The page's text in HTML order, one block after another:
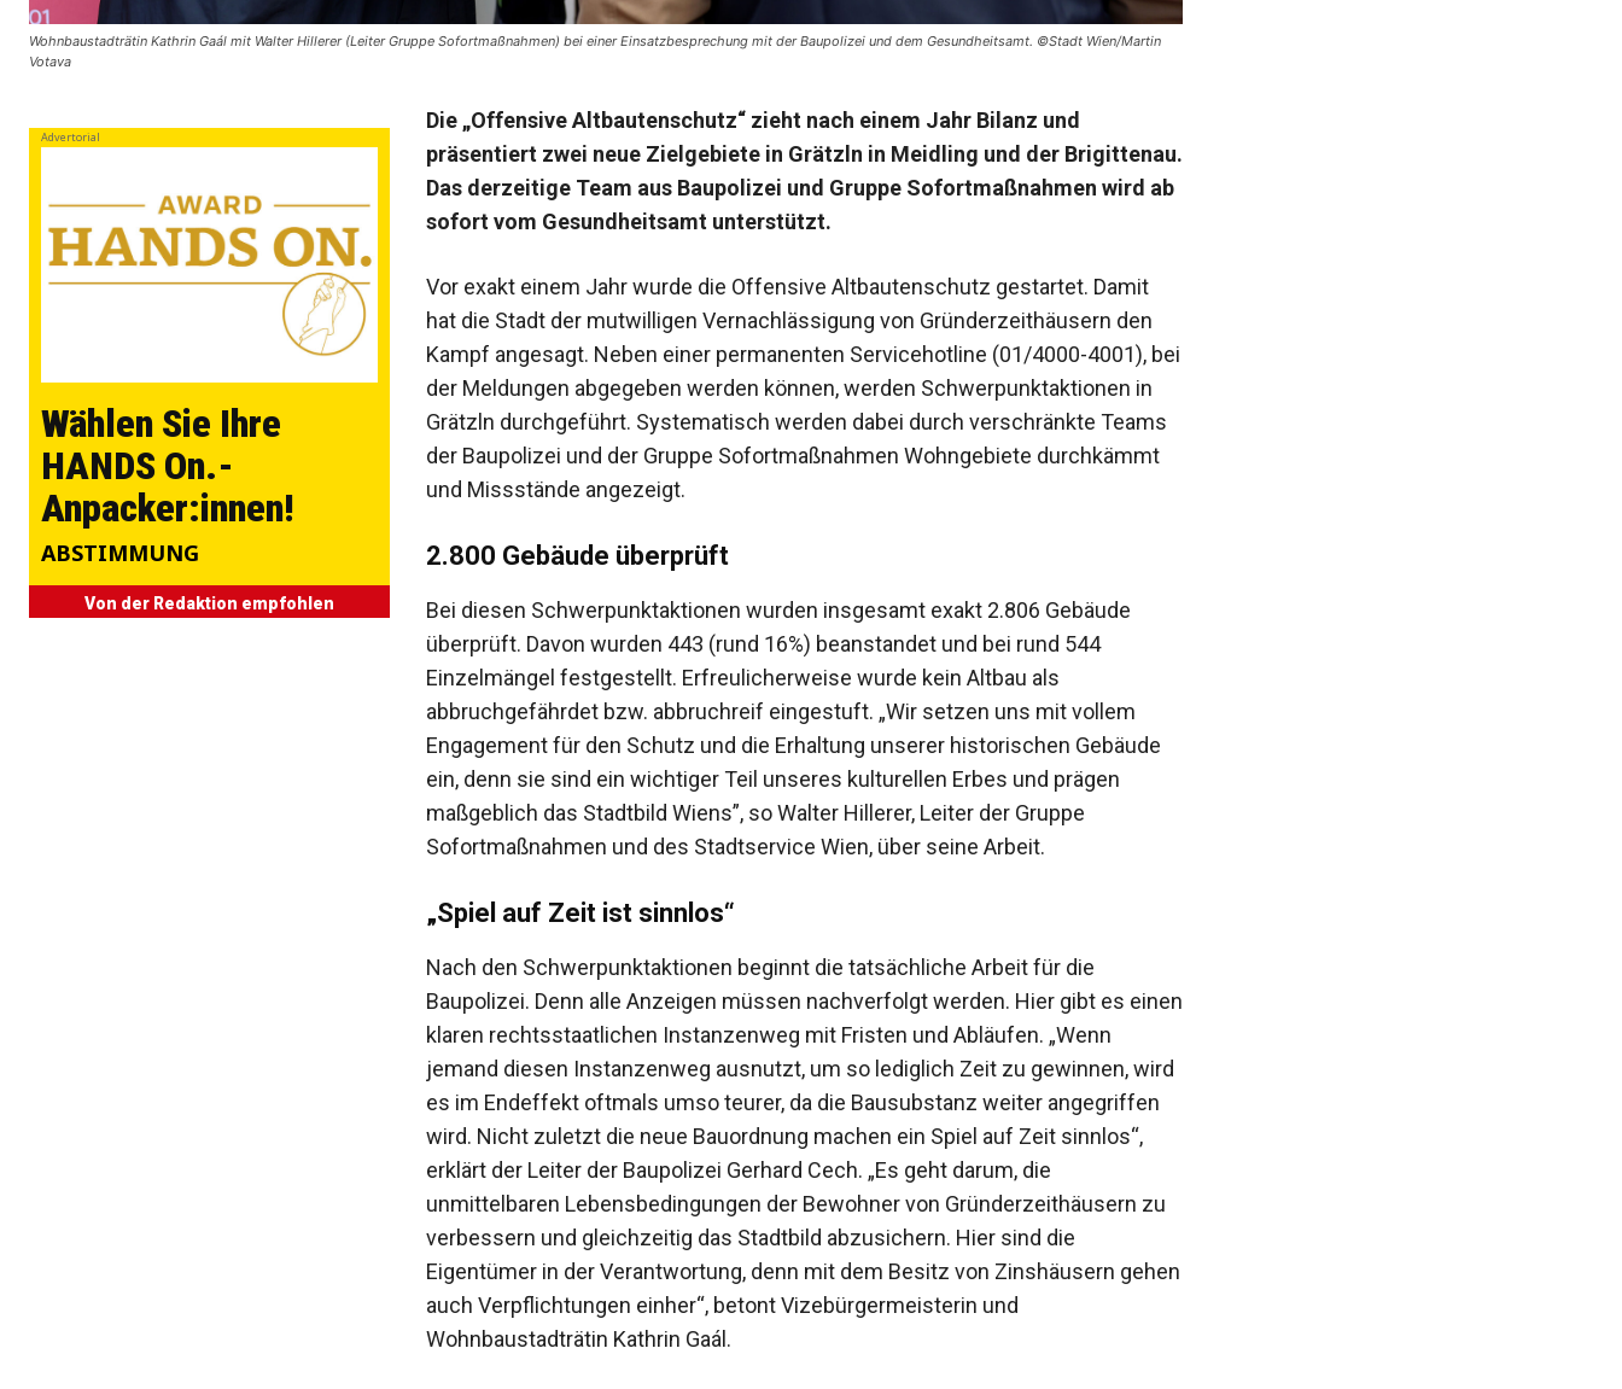
Wohnbaustadträtin Kathrin Gaál mit Walter Hillerer (Leiter Gruppe Sofortmaßnahmen) bei einer Einsatzbesprechung mit der Baupolizei und dem Gesundheitsamt. ©Stadt Wien/Martin
Votava
Advertorial
Wählen Sie Ihre
HANDS On.-
Anpacker:innen!
ABSTIMMUNG
Von der Redaktion empfohlen
Die „Offensive Altbautenschutz“ zieht nach einem Jahr Bilanz und
präsentiert zwei neue Zielgebiete in Grätzln in Meidling und der Brigittenau.
Das derzeitige Team aus Baupolizei und Gruppe Sofortmaßnahmen wird ab
sofort vom Gesundheitsamt unterstützt.
Vor exakt einem Jahr wurde die Offensive Altbautenschutz gestartet. Damit
hat die Stadt der mutwilligen Vernachlässigung von Gründerzeithäusern den
Kampf angesagt. Neben einer permanenten Servicehotline (01/4000-4001), bei
der Meldungen abgegeben werden können, werden Schwerpunktaktionen in
Grätzln durchgeführt. Systematisch werden dabei durch verschränkte Teams
der Baupolizei und der Gruppe Sofortmaßnahmen Wohngebiete durchkämmt
und Missstände angezeigt.
2.800 Gebäude überprüft
Bei diesen Schwerpunktaktionen wurden insgesamt exakt 2.806 Gebäude
überprüft. Davon wurden 443 (rund 16%) beanstandet und bei rund 544
Einzelmängel festgestellt. Erfreulicherweise wurde kein Altbau als
abbruchgefährdet bzw. abbruchreif eingestuft. „Wir setzen uns mit vollem
Engagement für den Schutz und die Erhaltung unserer historischen Gebäude
ein, denn sie sind ein wichtiger Teil unseres kulturellen Erbes und prägen
maßgeblich das Stadtbild Wiens”, so Walter Hillerer, Leiter der Gruppe
Sofortmaßnahmen und des Stadtservice Wien, über seine Arbeit.
„Spiel auf Zeit ist sinnlos“
Nach den Schwerpunktaktionen beginnt die tatsächliche Arbeit für die
Baupolizei. Denn alle Anzeigen müssen nachverfolgt werden. Hier gibt es einen
klaren rechtsstaatlichen Instanzenweg mit Fristen und Abläufen. „Wenn
jemand diesen Instanzenweg ausnutzt, um so lediglich Zeit zu gewinnen, wird
es im Endeffekt oftmals umso teurer, da die Bausubstanz weiter angegriffen
wird. Nicht zuletzt die neue Bauordnung machen ein Spiel auf Zeit sinnlos“,
erklärt der Leiter der Baupolizei Gerhard Cech. „Es geht darum, die
unmittelbaren Lebensbedingungen der Bewohner von Gründerzeithäusern zu
verbessern und gleichzeitig das Stadtbild abzusichern. Hier sind die
Eigentümer in der Verantwortung, denn mit dem Besitz von Zinshäusern gehen
auch Verpflichtungen einher“, betont Vizebürgermeisterin und
Wohnbaustadträtin Kathrin Gaál.